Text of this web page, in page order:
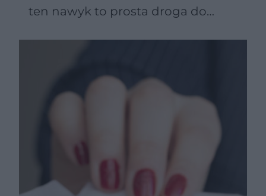
ten nawyk to prosta droga do